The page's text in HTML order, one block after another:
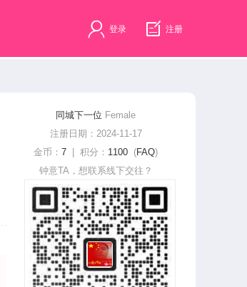
登录 注册
同城下一位 Female
注册日期：2024-11-17
金币： 7 | 积分： 1100 (FAQ)
钟意TA，想联系线下交往？